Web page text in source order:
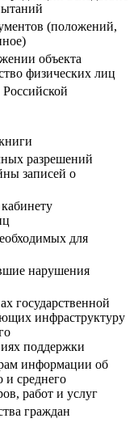
(положений,
объекта
физических лиц
разрешений
записей о
для
нарушения
государственной
инфраструктуру
поддержки
информации об
и среднего
работ и услуг
граждан